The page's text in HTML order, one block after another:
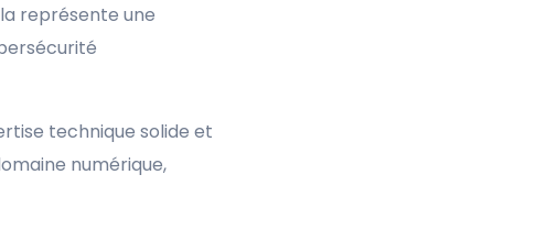
représente une
technique solide et
numérique,